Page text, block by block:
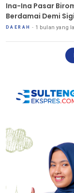
Ina-Ina Pasar
Berdamai Demi Sigi
DAERAH 1 bulan yang